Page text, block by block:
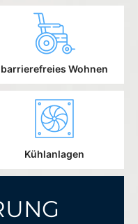
barrierefreies Wohnen
Kühlanlagen